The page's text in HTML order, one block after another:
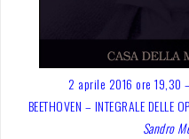
2 aprile 2016 ore 19,30
BEETHOVEN – INTEGRALE DELLE
Sandro